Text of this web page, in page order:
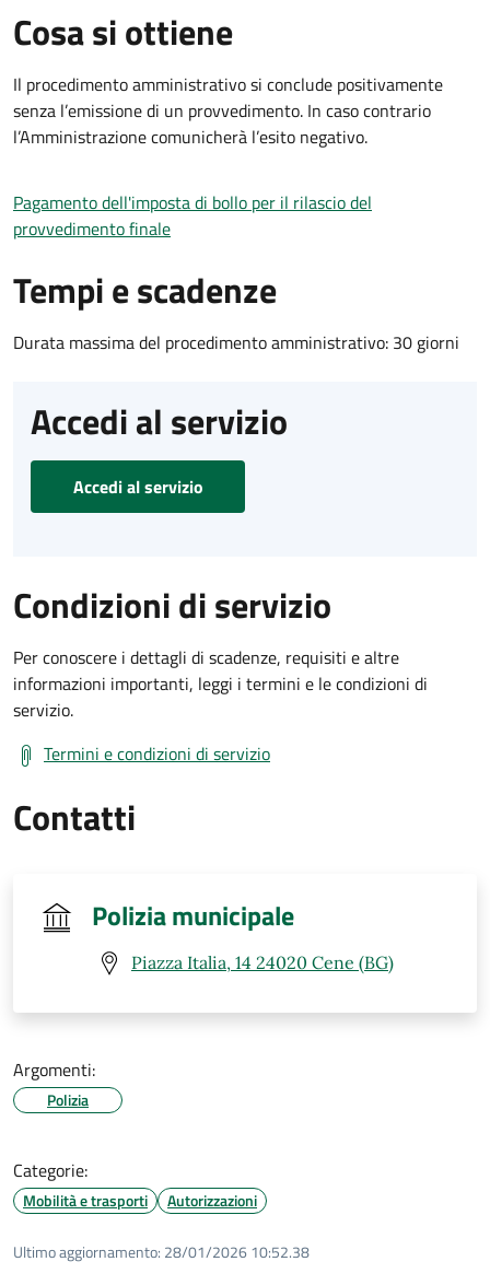
Cosa si ottiene
Il procedimento amministrativo si conclude positivamente
senza l’emissione di un provvedimento. In caso contrario
l’Amministrazione comunicherà l’esito negativo.
Pagamento dell'imposta di bollo per il rilascio del
provvedimento finale
Tempi e scadenze
Durata massima del procedimento amministrativo: 30 giorni
Accedi al servizio
Accedi al servizio
Condizioni di servizio
Per conoscere i dettagli di scadenze, requisiti e altre
informazioni importanti, leggi i termini e le condizioni di
servizio.
Termini e condizioni di servizio
Contatti
Polizia municipale
Piazza Italia, 14 24020 Cene (BG)
Argomenti:
Polizia
Categorie:
Mobilità e trasporti Autorizzazioni
Ultimo aggiornamento: 28/01/2026 10:52.38